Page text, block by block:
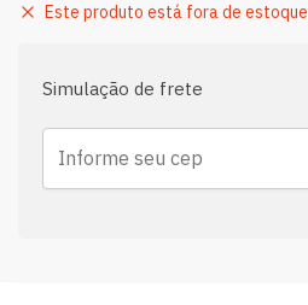
Este produto está fora de
Simulação de frete